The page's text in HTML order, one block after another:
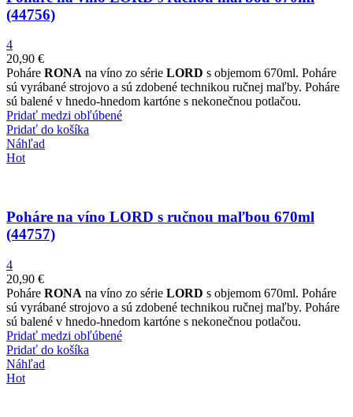
(44756)
4
20,90 €
Poháre RONA na víno zo série LORD s objemom 670ml. Poháre
sú vyrábané strojovo a sú zdobené technikou ručnej maľby. Poháre
sú balené v hnedo-hnedom kartóne s nekonečnou potlačou.
Pridať medzi obľúbené
Pridať do košíka
Náhľad
Hot
Poháre na víno LORD s ručnou maľbou 670ml
(44757)
4
20,90 €
Poháre RONA na víno zo série LORD s objemom 670ml. Poháre
sú vyrábané strojovo a sú zdobené technikou ručnej maľby. Poháre
sú balené v hnedo-hnedom kartóne s nekonečnou potlačou.
Pridať medzi obľúbené
Pridať do košíka
Náhľad
Hot